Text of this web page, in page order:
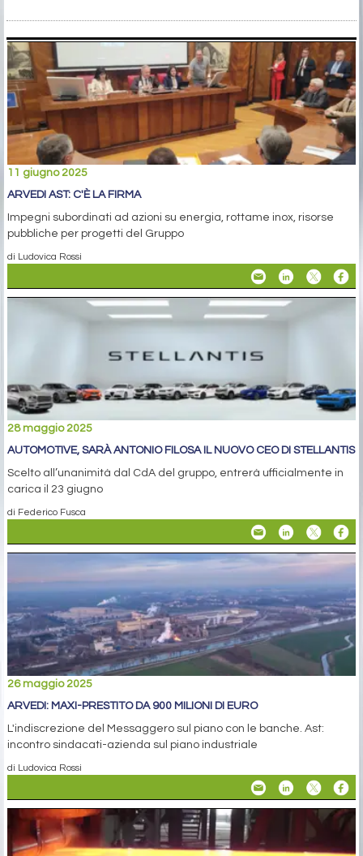
11 giugno 2025
ARVEDI AST: C'È LA FIRMA
Impegni subordinati ad azioni su energia, rottame inox, risorse
pubbliche per progetti del Gruppo
di Ludovica Rossi
28 maggio 2025
AUTOMOTIVE, SARÀ ANTONIO FILOSA IL NUOVO CEO DI STELLANTIS
Scelto all’unanimità dal CdA del gruppo, entrerà ufficialmente in
carica il 23 giugno
di Federico Fusca
26 maggio 2025
ARVEDI: MAXI-PRESTITO DA 900 MILIONI DI EURO
L'indiscrezione del Messaggero sul piano con le banche. Ast:
incontro sindacati-azienda sul piano industriale
di Ludovica Rossi